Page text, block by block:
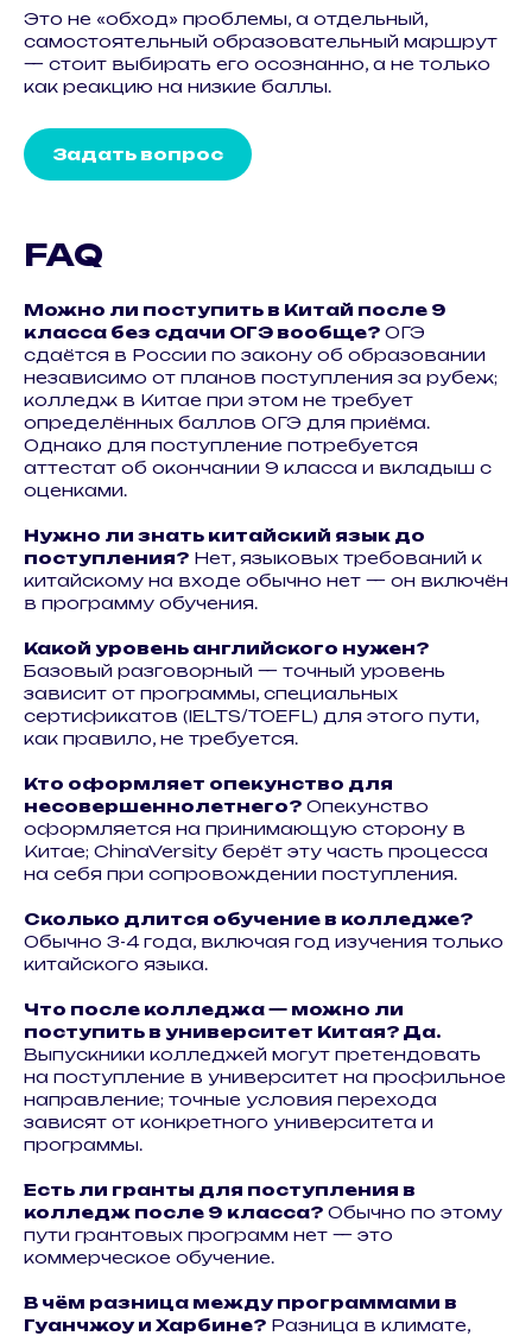
Это не «обход» проблемы, а отдельный,
самостоятельный образовательный маршрут
— стоит выбирать его осознанно, а не только
как реакцию на низкие баллы.
Задать вопрос
FAQ
Можно ли поступить в Китай после 9
класса без сдачи ОГЭ вообще? ОГЭ
сдаётся в России по закону об образовании
независимо от планов поступления за рубеж;
колледж в Китае при этом не требует
определённых баллов ОГЭ для приёма.
Однако для поступление потребуется
аттестат об окончании 9 класса и вкладыш с
оценками.
Нужно ли знать китайский язык до
поступления? Нет, языковых требований к
китайскому на входе обычно нет — он включён
в программу обучения.
Какой уровень английского нужен?
Базовый разговорный — точный уровень
зависит от программы, специальных
сертификатов (IELTS/TOEFL) для этого пути,
как правило, не требуется.
Кто оформляет опекунство для
несовершеннолетнего? Опекунство
оформляется на принимающую сторону в
Китае; ChinaVersity берёт эту часть процесса
на себя при сопровождении поступления.
Сколько длится обучение в колледже?
Обычно 3-4 года, включая год изучения только
китайского языка.
Что после колледжа — можно ли
поступить в университет Китая? Да.
Выпускники колледжей могут претендовать
на поступление в университет на профильное
направление; точные условия перехода
зависят от конкретного университета и
программы.
Есть ли гранты для поступления в
колледж после 9 класса? Обычно по этому
пути грантовых программ нет — это
коммерческое обучение.
В чём разница между программами в
Гуанчжоу и Харбине? Разница в климате,